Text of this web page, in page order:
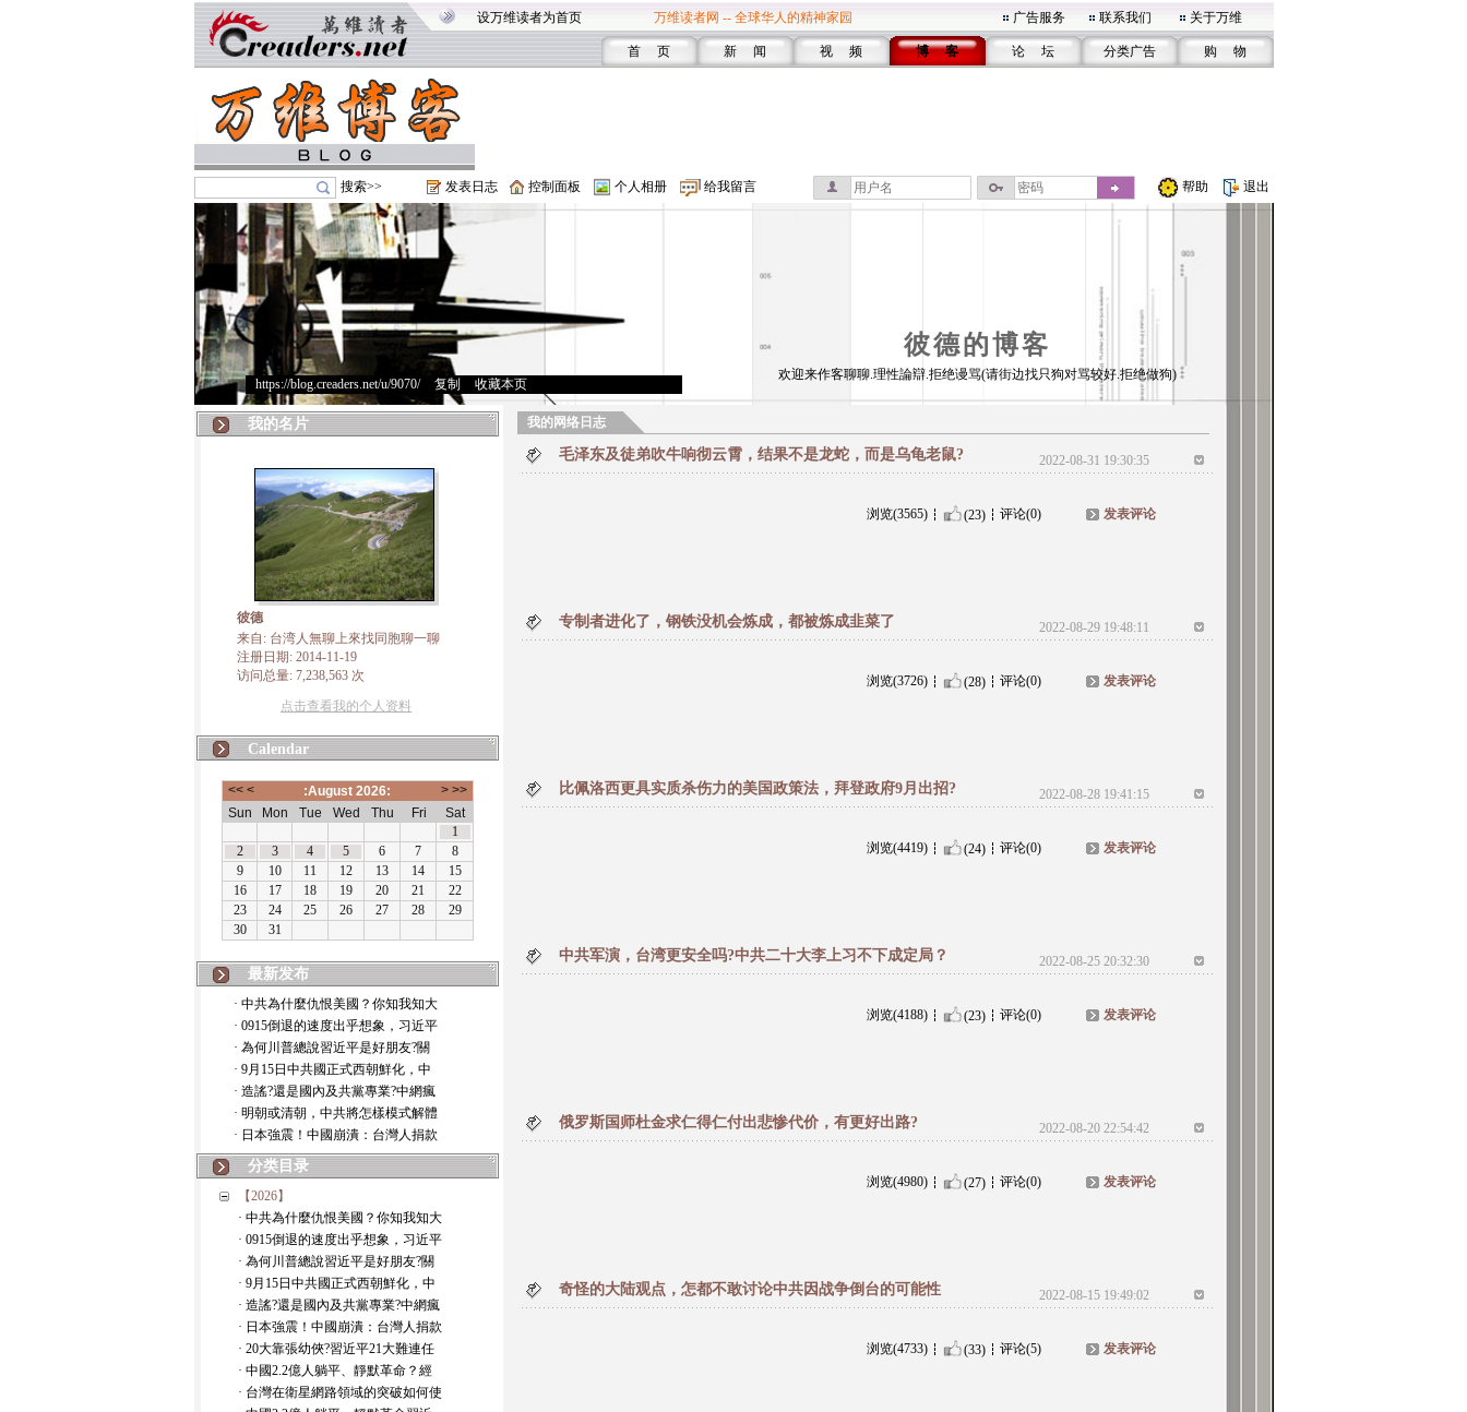
设万维读者为首页 万维读者网 -- 全球华人的精神家园 广告服务 联系我们 关于万维
首 页 新 闻 视 频 博 客 论 坛 分类广告 购 物
搜索>> 发表日志 控制面板 个人相册 给我留言 帮助 退出
彼德的博客
https://blog.creaders.net/u/9070/> 复制 收藏本页
欢迎来作客聊聊.理性論辯.拒绝谩骂(请街边找只狗对骂较好.拒绝做狗)
我的名片
彼德
来自: 台湾人無聊上來找同胞聊一聊
注册日期: 2014-11-19
访问总量: 7,238,563 次
点击查看我的个人资料
Calendar
最新发布
· 中共為什麼仇恨美國？你知我知大
· 0915倒退的速度出乎想象，习近平
· 為何川普總說習近平是好朋友?關
· 9月15日中共國正式西朝鮮化，中
· 造謠?還是國內及共黨專業?中網瘋
· 明朝或清朝，中共將怎樣模式解體
· 日本強震！中國崩潰：台灣人捐款
分类目录
【2026】
· 中共為什麼仇恨美國？你知我知大
· 0915倒退的速度出乎想象，习近平
· 為何川普總說習近平是好朋友?關
· 9月15日中共國正式西朝鮮化，中
· 造謠?還是國內及共黨專業?中網瘋
· 日本強震！中國崩潰：台灣人捐款
· 20大靠張幼俠?習近平21大難連任
· 中國2.2億人躺平、靜默革命？經
· 台灣在衛星網路領域的突破如何使
我的网络日志
毛泽东及徒弟吹牛响彻云霄，结果不是龙蛇，而是乌龟老鼠? 2022-08-31 19:30:35
浏览(3565) (23) 评论(0) 发表评论
专制者进化了，钢铁没机会炼成，都被炼成韭菜了 2022-08-29 19:48:11
浏览(3726) (28) 评论(0) 发表评论
比佩洛西更具实质杀伤力的美国政策法，拜登政府9月出招? 2022-08-28 19:41:15
浏览(4419) (24) 评论(0) 发表评论
中共军演，台湾更安全吗?中共二十大李上习不下成定局？ 2022-08-25 20:32:30
浏览(4188) (23) 评论(0) 发表评论
俄罗斯国师杜金求仁得仁付出悲惨代价，有更好出路? 2022-08-20 22:54:42
浏览(4980) (27) 评论(0) 发表评论
奇怪的大陆观点，怎都不敢讨论中共因战争倒台的可能性 2022-08-15 19:49:02
浏览(4733) (33) 评论(5) 发表评论